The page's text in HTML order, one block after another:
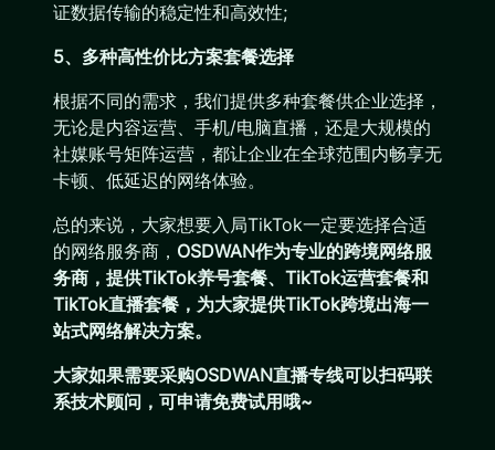
证数据传输的稳定性和高效性;
5、多种高性价比方案套餐选择
根据不同的需求，我们提供多种套餐供企业选择，
无论是内容运营、手机/电脑直播，还是大规模的
社媒账号矩阵运营，都让企业在全球范围内畅享无
卡顿、低延迟的网络体验。
总的来说，大家想要入局TikTok一定要选择合适
的网络服务商， OSDWAN作为专业的跨境网络服
务商，提供TikTok养号套餐、TikTok运营套餐和
TikTok直播套餐，为大家提供TikTok跨境出海一
站式网络解决方案。
大家如果需要采购OSDWAN直播专线可以扫码联
系技术顾问，可申请免费试用哦~